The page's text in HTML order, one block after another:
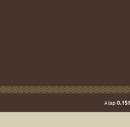
A lap 0.151